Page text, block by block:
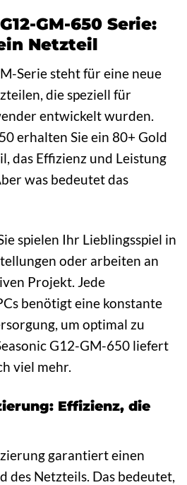
GM-650 Serie:
Netzteil
Serie steht für eine neue
die speziell für
entwickelt wurden.
erhalten Sie ein 80+ Gold
das Effizienz und Leistung
was bedeutet das
spielen Ihr Lieblingsspiel in
oder arbeiten an
Projekt. Jede
benötigt eine konstante
um optimal zu
G12-GM-650 liefert
viel mehr.
Effizienz, die
garantiert einen
des Netzteils. Das bedeutet,